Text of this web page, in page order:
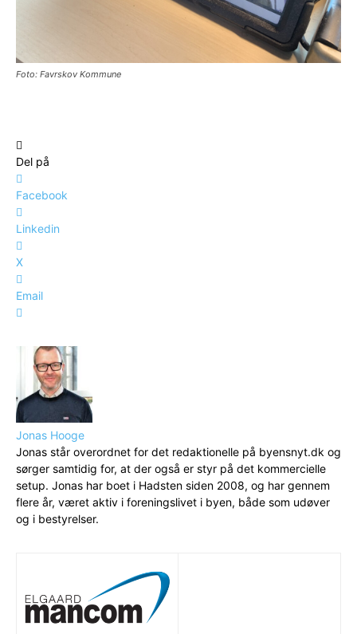
Foto: Favrskov Kommune
Del på
Facebook
Linkedin
X
Email
Jonas Hooge
Jonas står overordnet for det redaktionelle på byensnyt.dk og
sørger samtidig for, at der også er styr på det kommercielle
setup. Jonas har boet i Hadsten siden 2008, og har gennem
flere år, været aktiv i foreningslivet i byen, både som udøver
og i bestyrelser.